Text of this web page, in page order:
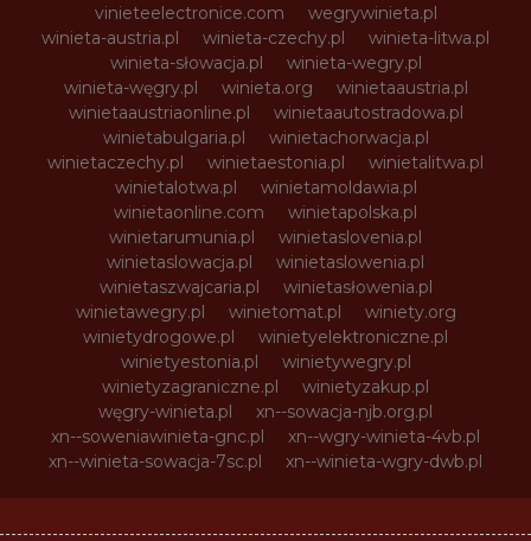
vinieteelectronice.com
wegrywinieta.pl
winieta-austria.pl
winieta-czechy.pl
winieta-litwa.pl
winieta-słowacja.pl
winieta-wegry.pl
winieta-węgry.pl
winieta.org
winietaaustria.pl
winietaaustriaonline.pl
winietaautostradowa.pl
winietabulgaria.pl
winietachorwacja.pl
winietaczechy.pl
winietaestonia.pl
winietalitwa.pl
winietalotwa.pl
winietamoldawia.pl
winietaonline.com
winietapolska.pl
winietarumunia.pl
winietaslovenia.pl
winietaslowacja.pl
winietaslowenia.pl
winietaszwajcaria.pl
winietasłowenia.pl
winietawegry.pl
winietomat.pl
winiety.org
winietydrogowe.pl
winietyelektroniczne.pl
winietyestonia.pl
winietywegry.pl
winietyzagraniczne.pl
winietyzakup.pl
węgry-winieta.pl
xn--sowacja-njb.org.pl
xn--soweniawinieta-gnc.pl
xn--wgry-winieta-4vb.pl
xn--winieta-sowacja-7sc.pl
xn--winieta-wgry-dwb.pl